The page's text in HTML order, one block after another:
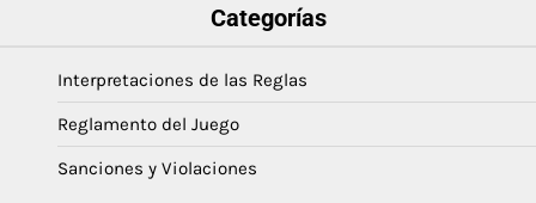
Categorías
Interpretaciones de las Reglas
Reglamento del Juego
Sanciones y Violaciones